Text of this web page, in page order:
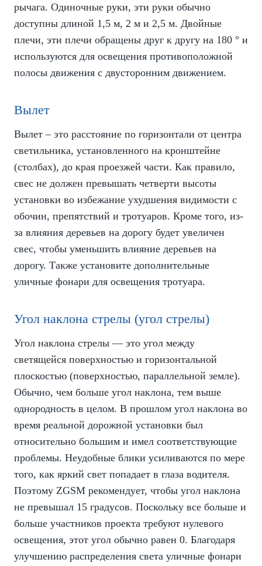
рычага. Одиночные руки, эти руки обычно
доступны длиной 1,5 м, 2 м и 2,5 м. Двойные
плечи, эти плечи обращены друг к другу на 180 ° и
используются для освещения противоположной
полосы движения с двусторонним движением.
Вылет
Вылет – это расстояние по горизонтали от центра
светильника, установленного на кронштейне
(столбах), до края проезжей части. Как правило,
свес не должен превышать четверти высоты
установки во избежание ухудшения видимости с
обочин, препятствий и тротуаров. Кроме того, из-
за влияния деревьев на дорогу будет увеличен
свес, чтобы уменьшить влияние деревьев на
дорогу. Также установите дополнительные
уличные фонари для освещения тротуара.
Угол наклона стрелы (угол стрелы)
Угол наклона стрелы — это угол между
светящейся поверхностью и горизонтальной
плоскостью (поверхностью, параллельной земле).
Обычно, чем больше угол наклона, тем выше
однородность в целом. В прошлом угол наклона во
время реальной дорожной установки был
относительно большим и имел соответствующие
проблемы. Неудобные блики усиливаются по мере
того, как яркий свет попадает в глаза водителя.
Поэтому ZGSM рекомендует, чтобы угол наклона
не превышал 15 градусов. Поскольку все больше и
больше участников проекта требуют нулевого
освещения, этот угол обычно равен 0. Благодаря
улучшению распределения света уличные фонари